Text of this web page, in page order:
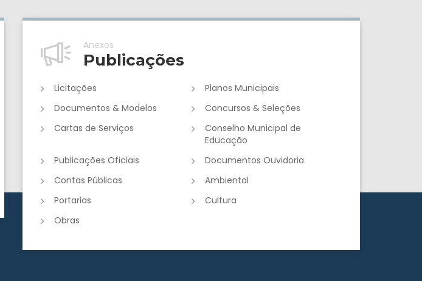
Anexos
Publicações
Licitações
Planos Municipais
Documentos & Modelos
Concursos & Seleções
Cartas de Serviços
Conselho Municipal de
Educação
Publicações Oficiais
Documentos Ouvidoria
Contas Públicas
Ambiental
Portarias
Cultura
Obras